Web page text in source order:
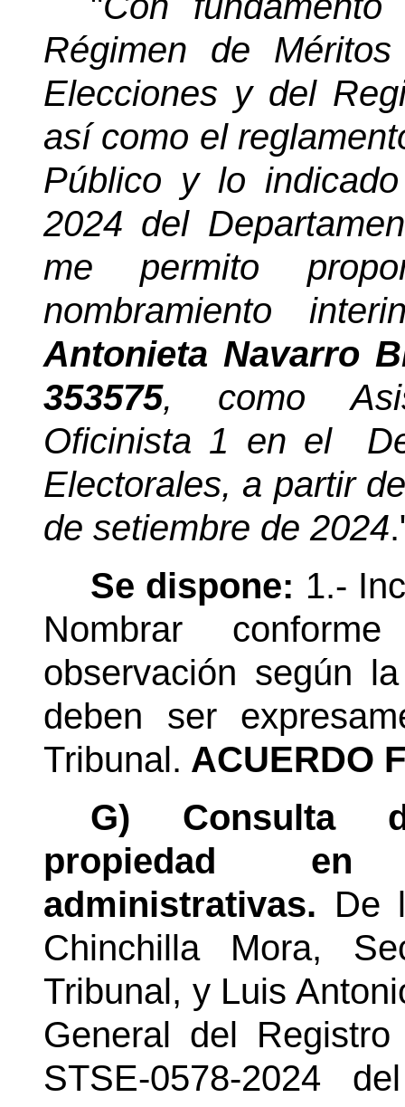
Régimen de
Elecciones y del
así como el
Público y lo
2024 del
me permito
nombramiento
Antonieta Navarro
353575, como
Oficinista 1 en el
Electorales, a partir
de setiembre de 2024
Se dispone: 1.-
Nombrar
observación según
deben ser
Tribunal. ACUERDO
G) Consulta
propiedad en
administrativas. De
Chinchilla Mora,
Tribunal, y Luis
General del
STSE-0578-2024